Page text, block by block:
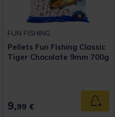
Rating
au panier
FUN FISHING
Pellets Fun Fishing Classic
Tiger Chocolate 9mm 700g
9,99 €